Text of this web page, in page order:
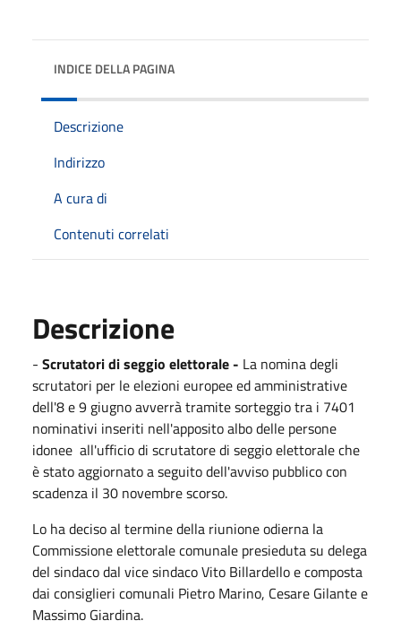
INDICE DELLA PAGINA
Descrizione
Indirizzo
A cura di
Contenuti correlati
Descrizione
- Scrutatori di seggio elettorale - La nomina degli
scrutatori per le elezioni europee ed amministrative
dell'8 e 9 giugno avverrà tramite sorteggio tra i 7401
nominativi inseriti nell'apposito albo delle persone
idonee all'ufficio di scrutatore di seggio elettorale che
è stato aggiornato a seguito dell'avviso pubblico con
scadenza il 30 novembre scorso.
Lo ha deciso al termine della riunione odierna la
Commissione elettorale comunale presieduta su delega
del sindaco dal vice sindaco Vito Billardello e composta
dai consiglieri comunali Pietro Marino, Cesare Gilante e
Massimo Giardina.